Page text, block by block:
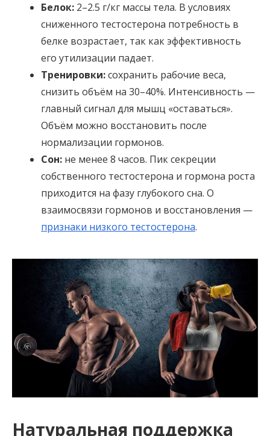
Белок: 2–2.5 г/кг массы тела. В условиях
сниженного тестостерона потребность в
белке возрастает, так как эффективность
его утилизации падает.
Тренировки:сохранить рабочие веса,
снизить объём на 30–40%. Интенсивность —
главный сигнал для мышц «оставаться».
Объём можно восстановить после
нормализации гормонов.
Сон: не менее 8 часов. Пик секреции
собственного тестостерона и гормона роста
приходится на фазу глубокого сна. О
взаимосвязи гормонов и восстановления —
признаки низкого тестостерона.
Натуральная поддержка